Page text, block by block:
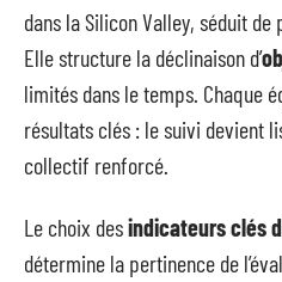
dans la Silicon Valley, séduit de
Elle structure la déclinaison d’
limités dans le temps. Chaque
résultats clés : le suivi devient
collectif renforcé.
Le choix desindicateurs clés
détermine la pertinence de